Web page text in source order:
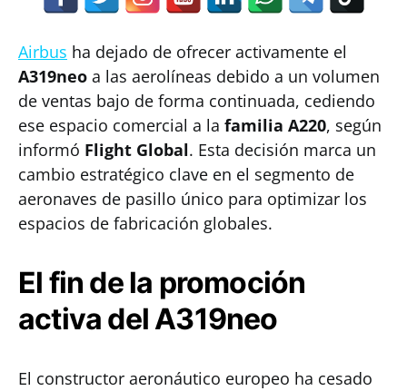
Airbus ha dejado de ofrecer activamente el
A319neo a las aerolíneas debido a un volumen
de ventas bajo de forma continuada, cediendo
ese espacio comercial a la familia A220, según
informó Flight Global. Esta decisión marca un
cambio estratégico clave en el segmento de
aeronaves de pasillo único para optimizar los
espacios de fabricación globales.
El fin de la promoción
activa del A319neo
El constructor aeronáutico europeo ha cesado